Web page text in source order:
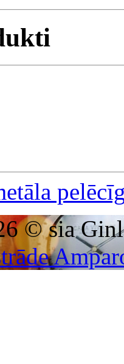
© sia